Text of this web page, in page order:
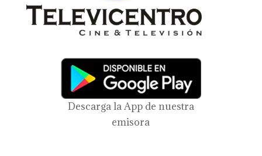
Descarga la App de nuestra
emisora